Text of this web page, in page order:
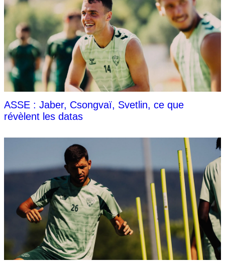
ASSE : Jaber, Csongvaï, Svetlin, ce que
révèlent les datas